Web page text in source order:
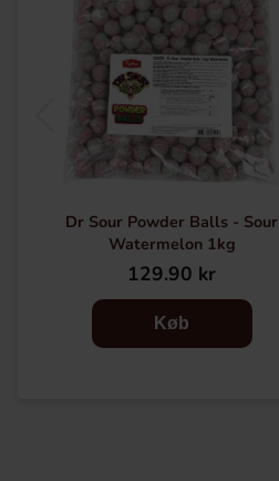
Dr Sour Powder Balls - Sour
Watermelon 1kg
129.90 kr
Køb